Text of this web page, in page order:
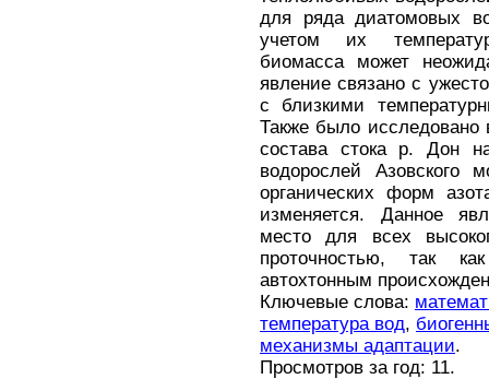
для ряда диатомовых
учетом их
биомасса может
явление связано с
с близкими
Также было исследовано
состава стока р. Дон
водорослей Азовского
органических форм
изменяется. Данное
место для всех
проточностью, так
автохтонным
Ключевые слова:
температура вод,
механизмы адаптации.
Просмотров за год: 11.